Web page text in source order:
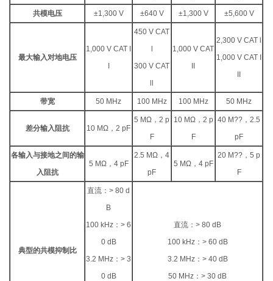
共模电压 ±1,300 V ±640 V ±1,300 V ±5,600 V
最大输入对地电压
1,000 V CAT I
I
450 V CAT
l
300 V CAT
ll
1,000 V CAT
II
2,300 V CAT l
1,000 V CAT I
II
带宽 50 MHz 100 MHz 100 MHz 50 MHz
差分输入阻抗 10 MΩ ，2 pF
5 MΩ ，2 p
F
10 MΩ， 2 p
F
40 M?? ，2.5
pF
各输入与接地之间的输
入阻抗
5 MΩ， 4 pF
2.5 MΩ ，4
pF
5 MΩ， 4 pF
20 M?? ，5 p
F
典型的共模抑制比
直流：> 80 d
B
100 kHz ：> 6
0 dB
3.2 MHz ：> 3
0 dB
直流：> 80 dB
100 kHz： > 60 dB
3.2 MHz： > 40 dB
50 MHz ：> 30 dB